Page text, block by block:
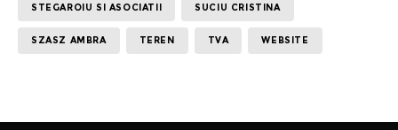
STEGAROIU SI ASOCIATII SUCIU CRISTINA
SZASZ AMBRA TEREN TVA WEBSITE